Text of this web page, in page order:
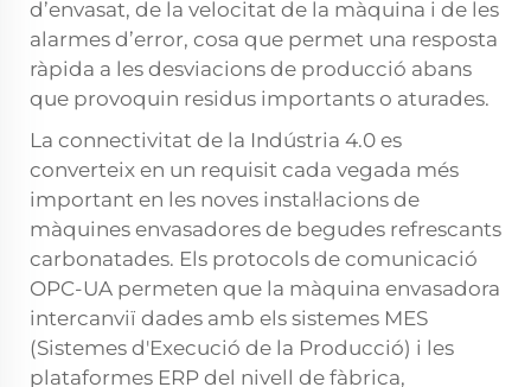
d’envasat, de la velocitat de la màquina i de les
alarmes d’error, cosa que permet una resposta
ràpida a les desviacions de producció abans
que provoquin residus importants o aturades.
La connectivitat de la Indústria 4.0 es
converteix en un requisit cada vegada més
important en les noves instal·lacions de
màquines envasadores de begudes refrescants
carbonatades. Els protocols de comunicació
OPC-UA permeten que la màquina envasadora
intercanviï dades amb els sistemes MES
(Sistemes d'Execució de la Producció) i les
plataformes ERP del nivell de fàbrica,